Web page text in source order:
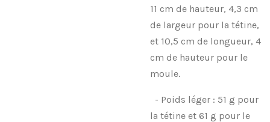
11 cm de hauteur, 4,3 cm
de largeur pour la tétine,
et 10,5 cm de longueur, 4
cm de hauteur pour le
moule.
- Poids léger : 51 g pour
la tétine et 61 g pour le